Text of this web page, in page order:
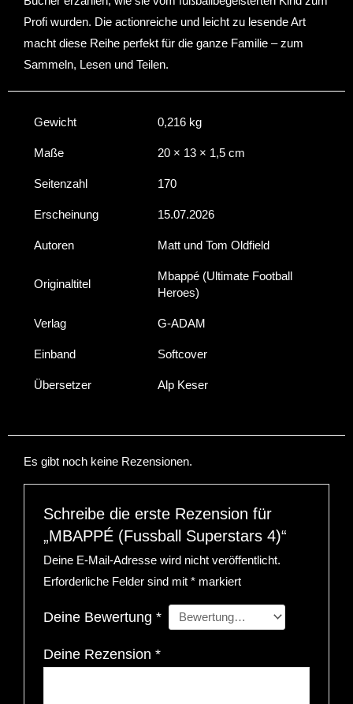
Profi wurden. Die actionreiche und leicht zu lesende Art
macht diese Reihe perfekt für die ganze Familie – zum
Sammeln, Lesen und Teilen.
Gewicht 0,216 kg
Maße 20 × 13 × 1,5 cm
Seitenzahl 170
Erscheinung 15.07.2026
Autoren Matt und Tom Oldfield
Originaltitel
Mbappé (Ultimate Football
Heroes)
Verlag G-ADAM
Einband Softcover
Übersetzer Alp Keser
Es gibt noch keine Rezensionen.
Schreibe die erste Rezension für
„MBAPPÉ (Fussball Superstars 4)“
Deine E-Mail-Adresse wird nicht veröffentlicht.
Erforderliche Felder sind mit* markiert
Deine Bewertung*
Deine Rezension*